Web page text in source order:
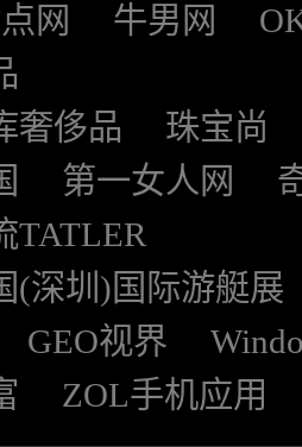
网 牛男网
奢侈品
珠宝尚
第一女人网
TATLER
(深圳)国际游艇展
GEO视界
ZOL手机应用